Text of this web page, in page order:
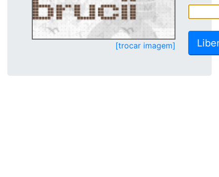
[trocar imagem]